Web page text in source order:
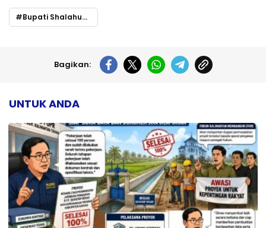
Bupati Shalahuddin Hadiri Pelantikan Pengurus PWI Barito Utara Periode 2025–2028
Bagikan:
UNTUK ANDA